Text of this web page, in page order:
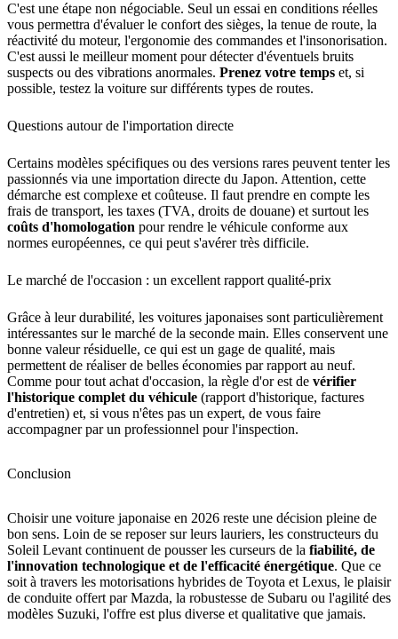
C'est une étape non négociable. Seul un essai en conditions réelles
vous permettra d'évaluer le confort des sièges, la tenue de route, la
réactivité du moteur, l'ergonomie des commandes et l'insonorisation.
C'est aussi le meilleur moment pour détecter d'éventuels bruits
suspects ou des vibrations anormales. Prenez votre temps et, si
possible, testez la voiture sur différents types de routes.
Questions autour de l'importation directe
Certains modèles spécifiques ou des versions rares peuvent tenter les
passionnés via une importation directe du Japon. Attention, cette
démarche est complexe et coûteuse. Il faut prendre en compte les
frais de transport, les taxes (TVA, droits de douane) et surtout les
coûts d'homologation pour rendre le véhicule conforme aux
normes européennes, ce qui peut s'avérer très difficile.
Le marché de l'occasion : un excellent rapport qualité-prix
Grâce à leur durabilité, les voitures japonaises sont particulièrement
intéressantes sur le marché de la seconde main. Elles conservent une
bonne valeur résiduelle, ce qui est un gage de qualité, mais
permettent de réaliser de belles économies par rapport au neuf.
Comme pour tout achat d'occasion, la règle d'or est de vérifier
l'historique complet du véhicule (rapport d'historique, factures
d'entretien) et, si vous n'êtes pas un expert, de vous faire
accompagner par un professionnel pour l'inspection.
Conclusion
Choisir une voiture japonaise en 2026 reste une décision pleine de
bon sens. Loin de se reposer sur leurs lauriers, les constructeurs du
Soleil Levant continuent de pousser les curseurs de la fiabilité, de
l'innovation technologique et de l'efficacité énergétique. Que ce
soit à travers les motorisations hybrides de Toyota et Lexus, le plaisir
de conduite offert par Mazda, la robustesse de Subaru ou l'agilité des
modèles Suzuki, l'offre est plus diverse et qualitative que jamais.